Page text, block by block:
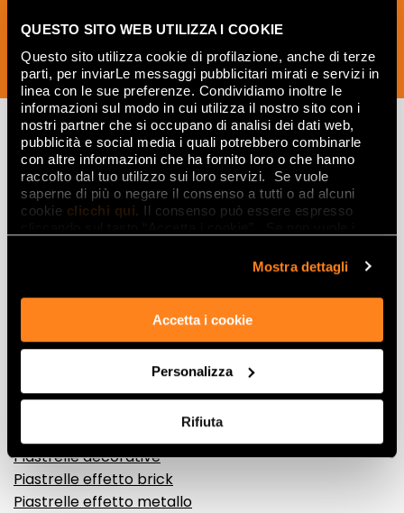
QUESTO SITO WEB UTILIZZA I COOKIE
Questo sito utilizza cookie di profilazione, anche di terze
parti, per inviarLe messaggi pubblicitari mirati e servizi in
linea con le sue preferenze. Condividiamo inoltre le
informazioni sul modo in cui utilizza il nostro sito con i
nostri partner che si occupano di analisi dei dati web,
pubblicità e social media i quali potrebbero combinarle
con altre informazioni che ha fornito loro o che hanno
raccolto dal tuo utilizzo sui loro servizi. Se vuole
saperne di più o negare il consenso a tutti o ad alcuni
cookie clicchi qui. Il consenso può essere espresso
Mostra dettagli
Accetta i cookie
Personalizza
Rifiuta
SUSCRÍBETE AHORA
Lasciati
ispirare
da ambienti
Effetti
Gres porcellanato effetto marmo
Gres porcellanato effetto legno
Gres porcellanato effetto pietra
Piastrelle decorative
Piastrelle effetto brick
Piastrelle effetto metallo